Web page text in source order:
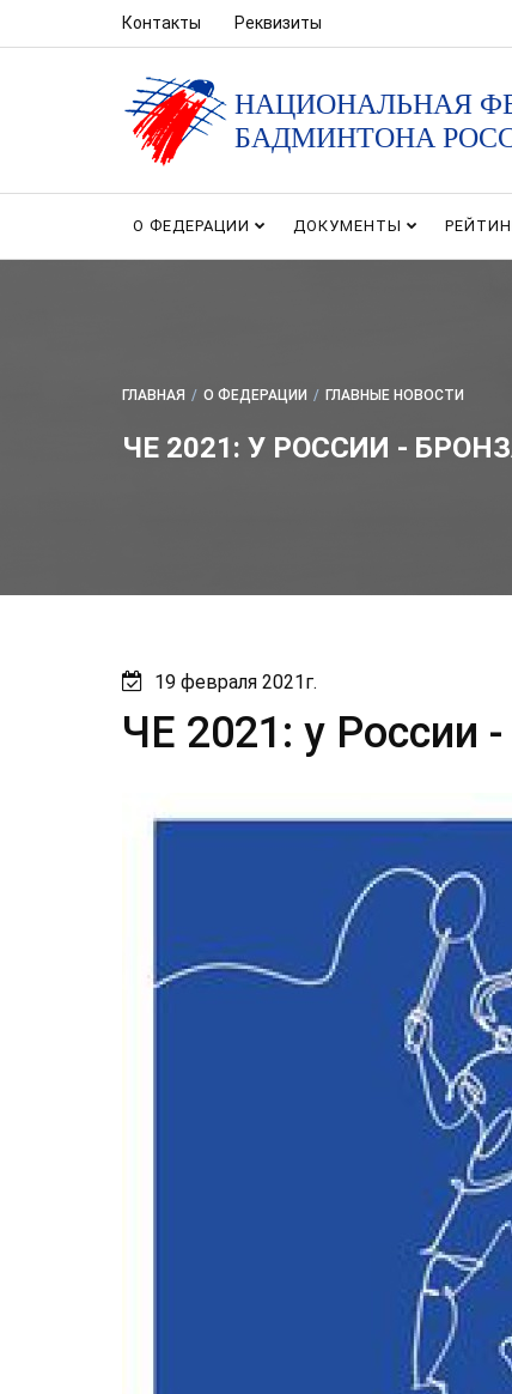
Контакты Реквизиты
НАЦИОНАЛЬНАЯ
БАДМИНТОНА
О ФЕДЕРАЦИИ ДОКУМЕНТЫ
ГЛАВНАЯ / О ФЕДЕРАЦИИ / ГЛАВНЫЕ НОВОСТИ
ЧЕ 2021: У РОССИИ -
19 февраля 2021г.
ЧЕ 2021: у России